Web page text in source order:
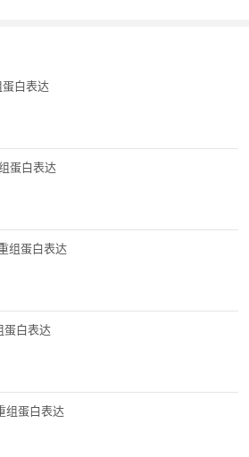
白表达
蛋白表达
组蛋白表达
蛋白表达
组蛋白表达